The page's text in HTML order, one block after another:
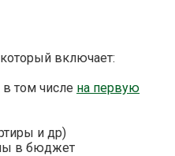
включает:
том числе на первую
и др)
в бюджет